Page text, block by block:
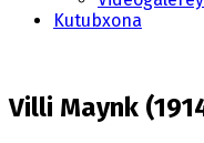
Kutubxona
Villi Maynk